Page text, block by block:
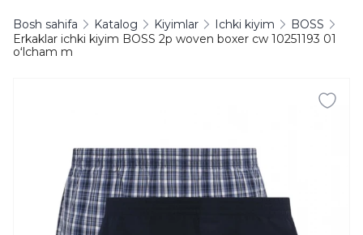
Bosh sahifa Katalog Kiyimlar Ichki kiyim
BOSS
Erkaklar ichki kiyim BOSS 2p woven boxer cw 10251193 01
oʻlcham m